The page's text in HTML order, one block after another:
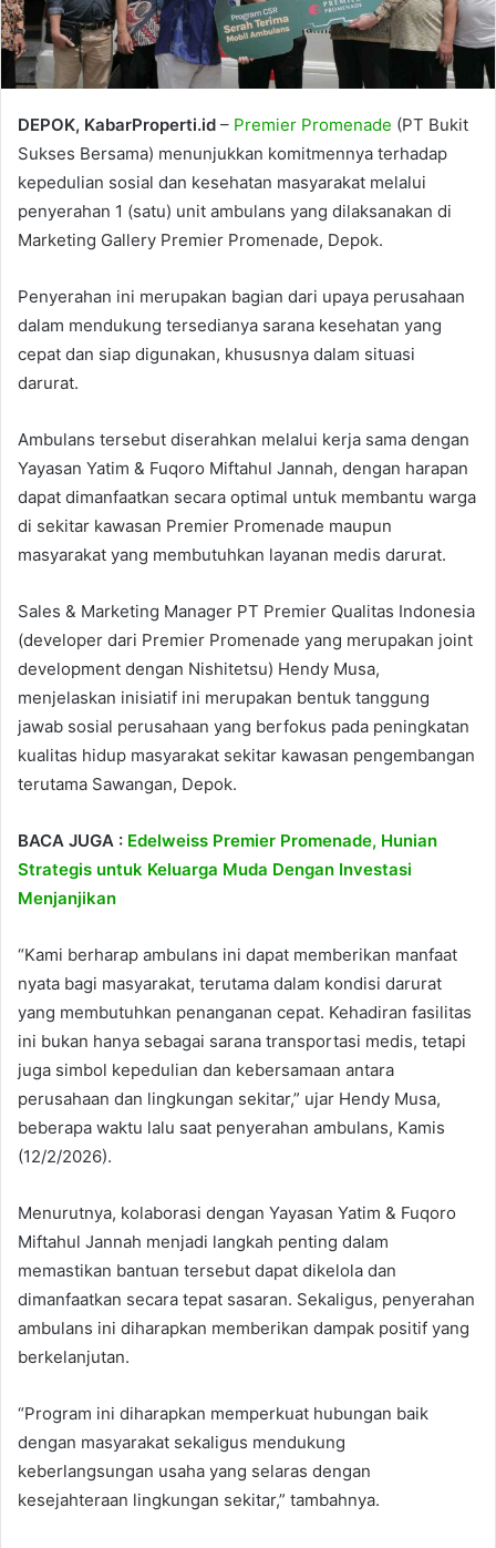
DEPOK, KabarProperti.id – Premier Promenade (PT Bukit
Sukses Bersama) menunjukkan komitmennya terhadap
kepedulian sosial dan kesehatan masyarakat melalui
penyerahan 1 (satu) unit ambulans yang dilaksanakan di
Marketing Gallery Premier Promenade, Depok.
Penyerahan ini merupakan bagian dari upaya perusahaan
dalam mendukung tersedianya sarana kesehatan yang
cepat dan siap digunakan, khususnya dalam situasi
darurat.
Ambulans tersebut diserahkan melalui kerja sama dengan
Yayasan Yatim & Fuqoro Miftahul Jannah, dengan harapan
dapat dimanfaatkan secara optimal untuk membantu warga
di sekitar kawasan Premier Promenade maupun
masyarakat yang membutuhkan layanan medis darurat.
Sales & Marketing Manager PT Premier Qualitas Indonesia
(developer dari Premier Promenade yang merupakan joint
development dengan Nishitetsu) Hendy Musa,
menjelaskan inisiatif ini merupakan bentuk tanggung
jawab sosial perusahaan yang berfokus pada peningkatan
kualitas hidup masyarakat sekitar kawasan pengembangan
terutama Sawangan, Depok.
BACA JUGA : Edelweiss Premier Promenade, Hunian
Strategis untuk Keluarga Muda Dengan Investasi
Menjanjikan
“Kami berharap ambulans ini dapat memberikan manfaat
nyata bagi masyarakat, terutama dalam kondisi darurat
yang membutuhkan penanganan cepat. Kehadiran fasilitas
ini bukan hanya sebagai sarana transportasi medis, tetapi
juga simbol kepedulian dan kebersamaan antara
perusahaan dan lingkungan sekitar,” ujar Hendy Musa,
beberapa waktu lalu saat penyerahan ambulans, Kamis
(12/2/2026).
Menurutnya, kolaborasi dengan Yayasan Yatim & Fuqoro
Miftahul Jannah menjadi langkah penting dalam
memastikan bantuan tersebut dapat dikelola dan
dimanfaatkan secara tepat sasaran. Sekaligus, penyerahan
ambulans ini diharapkan memberikan dampak positif yang
berkelanjutan.
“Program ini diharapkan memperkuat hubungan baik
dengan masyarakat sekaligus mendukung
keberlangsungan usaha yang selaras dengan
kesejahteraan lingkungan sekitar,” tambahnya.